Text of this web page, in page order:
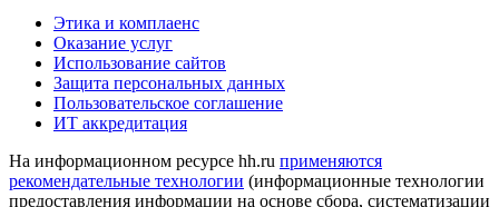
Этика и комплаенс
Оказание услуг
Использование сайтов
Защита персональных данных
Пользовательское соглашение
ИТ аккредитация
На информационном ресурсе hh.ru применяются
рекомендательные технологии (информационные технологии
предоставления информации на основе сбора, систематизации